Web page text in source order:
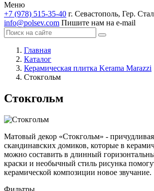
Меню
+7 (978) 515-35-40 г. Севастополь, Гер.
info@polsev.com Пишите нам на e-mail
Главная
Каталог
Керамическая плитка Kerama Marazzi
Стокгольм
Стокгольм
Матовый декор «Стокгольм» -
скандинавских домиков, которые в
можно составить в длинный
краски и необычный стиль рисунка
керамической композиции новое звучание.
Фильтры